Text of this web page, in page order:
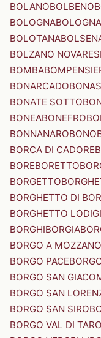
BOLANOBOLBENO
BOLOGNA
BOLOTANA
BOLZANO
BOMBA
BONARCADO
BONATE SOTTO
BONEABONEFRO
BONNANAROBONO
BORCA DI CADORE
BOREBORETTO
BORGETTO
BORGHETTO DI
BORGHETTO
BORGHIBORGIA
BORGO A MOZZANO
BORGO PACE
BORGO SAN
BORGO SAN
BORGO SAN SIRO
BORGO VAL DI TARO